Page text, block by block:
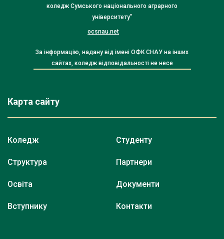
коледж Сумського національного аграрного
університету"
ocsnau.net
За інформацію, надану від імені ОФК СНАУ на інших
сайтах, коледж відповідальності не несе
Карта сайту
Коледж
Структура
Освіта
Вступнику
Студенту
Партнери
Документи
Контакти